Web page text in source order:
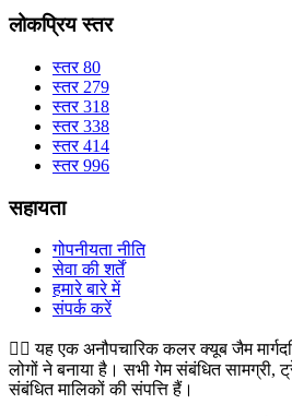
लोकप्रिय स्तर
स्तर 80
स्तर 279
स्तर 318
स्तर 338
स्तर 414
स्तर 996
सहायता
गोपनीयता नीति
सेवा की शर्तें
हमारे बारे में
संपर्क करें
👉🏻यह एक अनौपचारिक कलर क्यूब जैम
लोगों ने बनाया है। सभी गेम संबंधित सामग्री,
संबंधित मालिकों की संपत्ति हैं।